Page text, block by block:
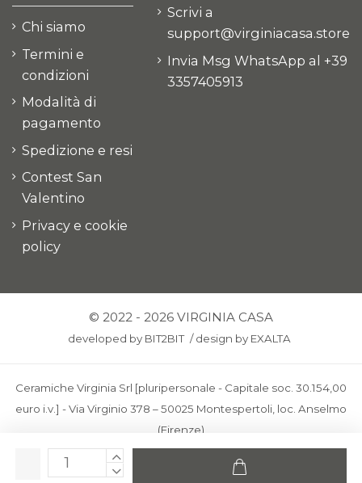
Chi siamo
Termini e
condizioni
Modalità di
pagamento
Spedizione e resi
Contest San
Valentino
Privacy e cookie
policy
Scrivi a
support@virginiacasa.store
Invia Msg WhatsApp al +39
3357405913
© 2022 - 2026 VIRGINIA CASA
developed by BIT2BIT /design by EXALTA
Ceramiche Virginia Srl [pluripersonale - Capitale soc. 30.154,00
euro i.v.] - Via Virginio 378 – 50025 Montespertoli, loc. Anselmo
(Firenze)
C.F. e P.IVA: IT00436100481 - REA: FI-227733 - PEC:
ceramichevirginia@pec.it